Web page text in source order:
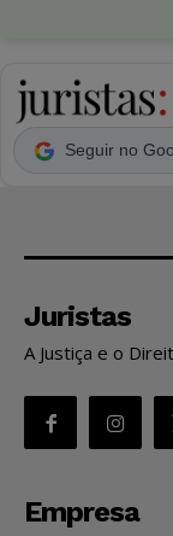
Seguir no
Juristas
A Justiça e o
Empresa